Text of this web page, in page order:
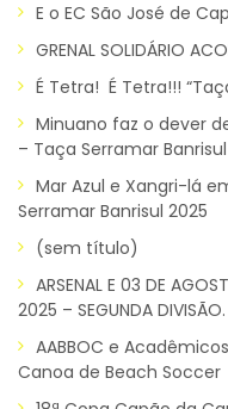
E o EC São José de
GRENAL SOLIDÁRIO
É Tetra! É Tetra!!!
Minuano faz o dever
– Taça Serramar
Mar Azul e Xangri-lá
Serramar Banrisul 2025
(sem título)
ARSENAL E 03 DE
2025 – SEGUNDA DIVISÃO.
AABBOC e
Canoa de Beach Soccer